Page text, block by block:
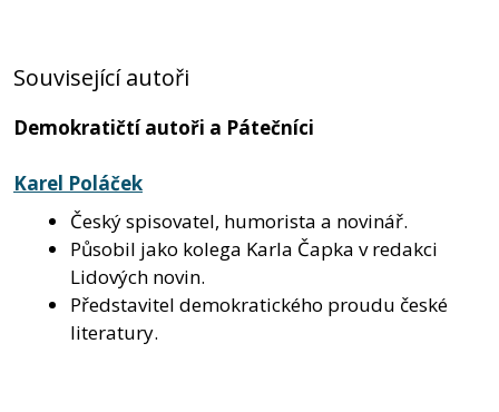
Související autoři
Demokratičtí autoři a Pátečníci
Karel Poláček
Český spisovatel, humorista a novinář.
Působil jako kolega Karla Čapka v redakci
Lidových novin.
Představitel demokratického proudu české
literatury.